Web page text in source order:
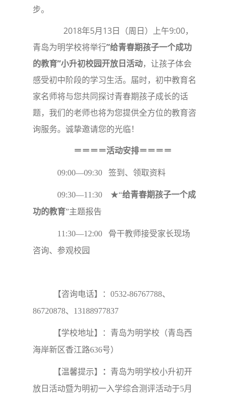
步。
2018年5月13日（周日）上午9:00，
青岛为明学校将举行”给青春期孩子一个成功
的教育”小升初校园开放日活动，让孩子体会
感受初中阶段的学习生活。届时，初中教育名
家名师将与您共同探讨青春期孩子成长的话
题，我们的老师也将为您提供全方位的教育咨
询服务。诚挚邀请您的光临！
＝＝＝＝活动安排＝＝＝＝
09:00—09:30 签到、领取资料
09:30—11:30 ★“给青春期孩子一个成
功的教育”主题报告
11:30—12:00 骨干教师接受家长现场
咨询、参观校园
【咨询电话】：0532-86767788、
86720878、13188977837
【学校地址】：青岛为明学校（青岛西
海岸新区香江路636号）
【温馨提示】 ： 青岛为明学校小升初开
放日活动暨为明初一入学综合测评活动于5月